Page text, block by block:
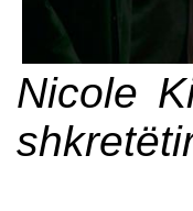
Nicole